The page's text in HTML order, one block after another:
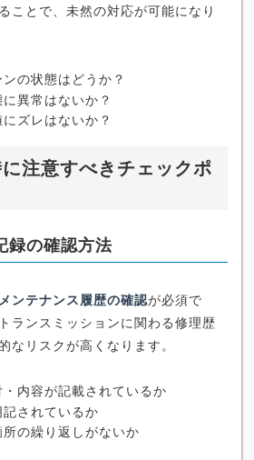
ことで、未然の対応が可能になり
の状態はどうか？
異常はないか？
ズレはないか？
注意すべきチェックポ
録の確認方法
ンテナンス履歴の確認が必須で
ランスミッションに関わる修理歴
なリスクが高くなります。
内容が記載されているか
されているか
の繰り返しがないか